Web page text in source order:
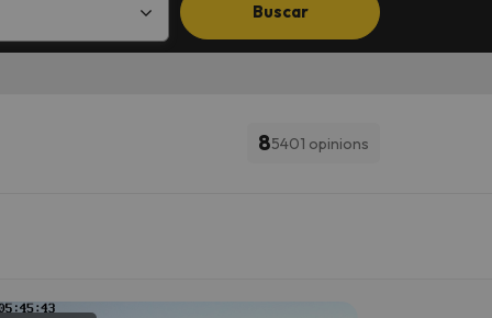
Buscar
85401 opinions